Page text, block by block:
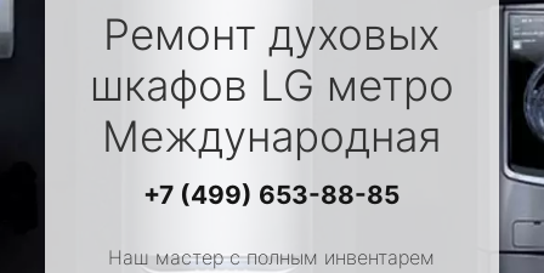
Ремонт духовых
шкафов LG метро
Международная
+7 (499) 653-88-85
Наш мастер с полным инвентарем